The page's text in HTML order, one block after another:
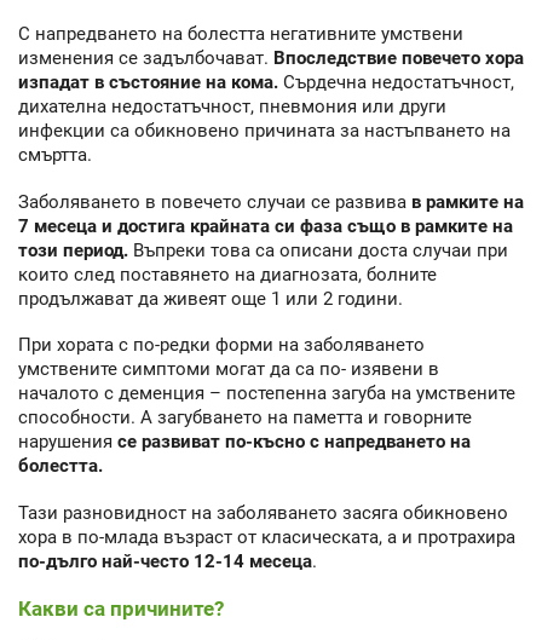
С напредването на болестта негативните умствени
изменения се задълбочават. Впоследствие повечето хора
изпадат в състояние на кома. Сърдечна недостатъчност,
дихателна недостатъчност, пневмония или други
инфекции са обикновено причината за настъпването на
смъртта.
Заболяването в повечето случаи се развива в рамките на
7 месеца и достига крайната си фаза също в рамките на
този период. Въпреки това са описани доста случаи при
които след поставянето на диагнозата, болните
продължават да живеят още 1 или 2 години.
При хората с по-редки форми на заболяването
умствените симптоми могат да са по- изявени в
началото с деменция – постепенна загуба на умствените
способности. А загубването на паметта и говорните
нарушения се развиват по-късно с напредването на
болестта.
Тази разновидност на заболяването засяга обикновено
хора в по-млада възраст от класическата, а и протрахира
по-дълго най-често 12-14 месеца.
Какви са причините?